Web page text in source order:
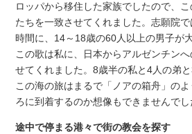
ロッパから移住した家族でしたので、
たちを一致させてくれました。志願院
時間に、14～18歳の60人以上の男子が
この歌は私に、日本からアルゼンチン
せてくれました。8歳半の私と4人の弟
この海の旅はまるで「ノアの箱舟」の
ろに到着するのか想像もできませんでし
途中で停まる港々で街の教会を探す